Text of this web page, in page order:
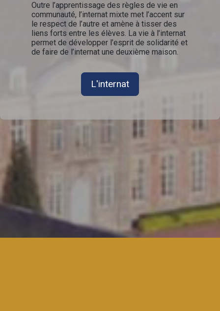
Outre l’apprentissage des règles de vie en
communauté, l’internat mixte met l’accent sur
le respect de l’autre et amène à tisser des
liens forts entre les élèves. La vie à l’internat
permet de développer l’esprit de solidarité et
de faire de l’internat une deuxième maison.
L'internat